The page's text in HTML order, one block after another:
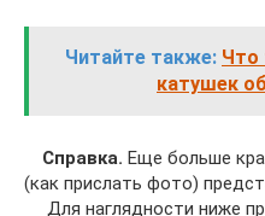
Читайте также: Что
катушек
Справка. Еще больше
(как прислать фото)
Для наглядности ниже